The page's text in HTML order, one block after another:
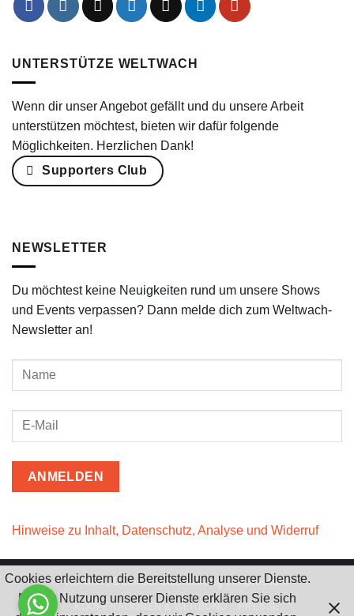
UNTERSTÜTZE WELTWACH
Wenn dir unser Angebot gefällt und du unsere Arbeit
unterstützen möchtest, bieten wir dafür folgende
Möglichkeiten. Herzlichen Dank!
Supporters Club
NEWSLETTER
Du möchtest keine Neuigkeiten rund um unsere Shows
und Events verpassen? Dann melde dich zum Weltwach-
Newsletter an!
Hinweise zu Inhalt, Datenschutz, Analyse und Widerruf
KontaktI DatenschutzerklärungIImpressum
KOOPERATIONEN & WERBUNG PRESSE
Cookies erleichtern die Bereitstellung unserer Dienste.
Mit der Nutzung unserer Dienste erklären Sie sich